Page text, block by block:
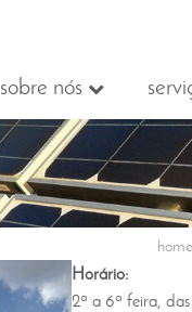
sobre nós
Horário:
2ª a 6ª feira,